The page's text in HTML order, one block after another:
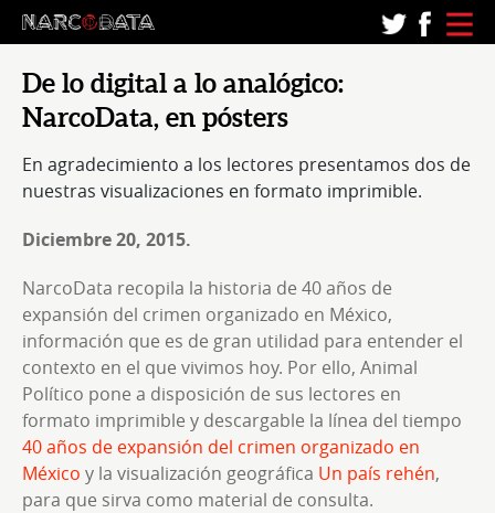
De lo digital a lo analógico:
NarcoData, en pósters
En agradecimiento a los lectores presentamos dos de
nuestras visualizaciones en formato imprimible.
Diciembre 20, 2015.
NarcoData recopila la historia de 40 años de
expansión del crimen organizado en México,
información que es de gran utilidad para entender el
contexto en el que vivimos hoy. Por ello, Animal
Político pone a disposición de sus lectores en
formato imprimible y descargable la línea del tiempo
40 años de expansión del crimen organizado en
México y la visualización geográfica Un país rehén,
para que sirva como material de consulta.